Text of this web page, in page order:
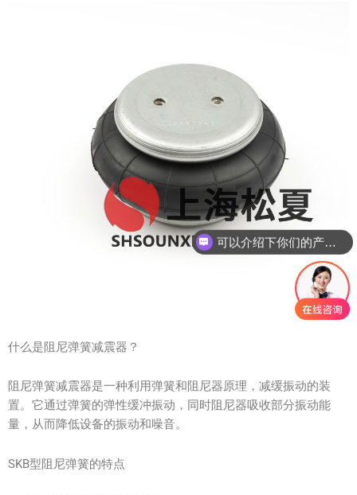
什么是阻尼弹簧减震器？
阻尼弹簧减震器是一种利用弹簧和阻尼器原理，减缓振动的装
置。它通过弹簧的弹性缓冲振动，同时阻尼器吸收部分振动能
量，从而降低设备的振动和噪音。
SKB型阻尼弹簧的特点
可以介绍下你们的产品么？